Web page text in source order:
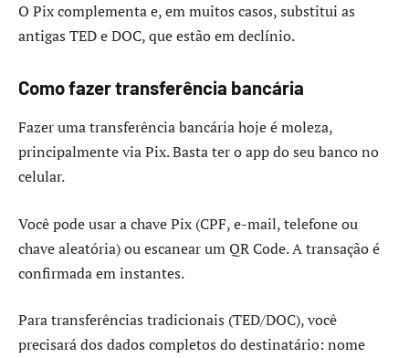
O Pix complementa e, em muitos casos, substitui as
antigas TED e DOC, que estão em declínio.
Como fazer transferência bancária
Fazer uma transferência bancária hoje é moleza,
principalmente via Pix. Basta ter o app do seu banco no
celular.
Você pode usar a chave Pix (CPF, e-mail, telefone ou
chave aleatória) ou escanear um QR Code. A transação é
confirmada em instantes.
Para transferências tradicionais (TED/DOC), você
precisará dos dados completos do destinatário: nome